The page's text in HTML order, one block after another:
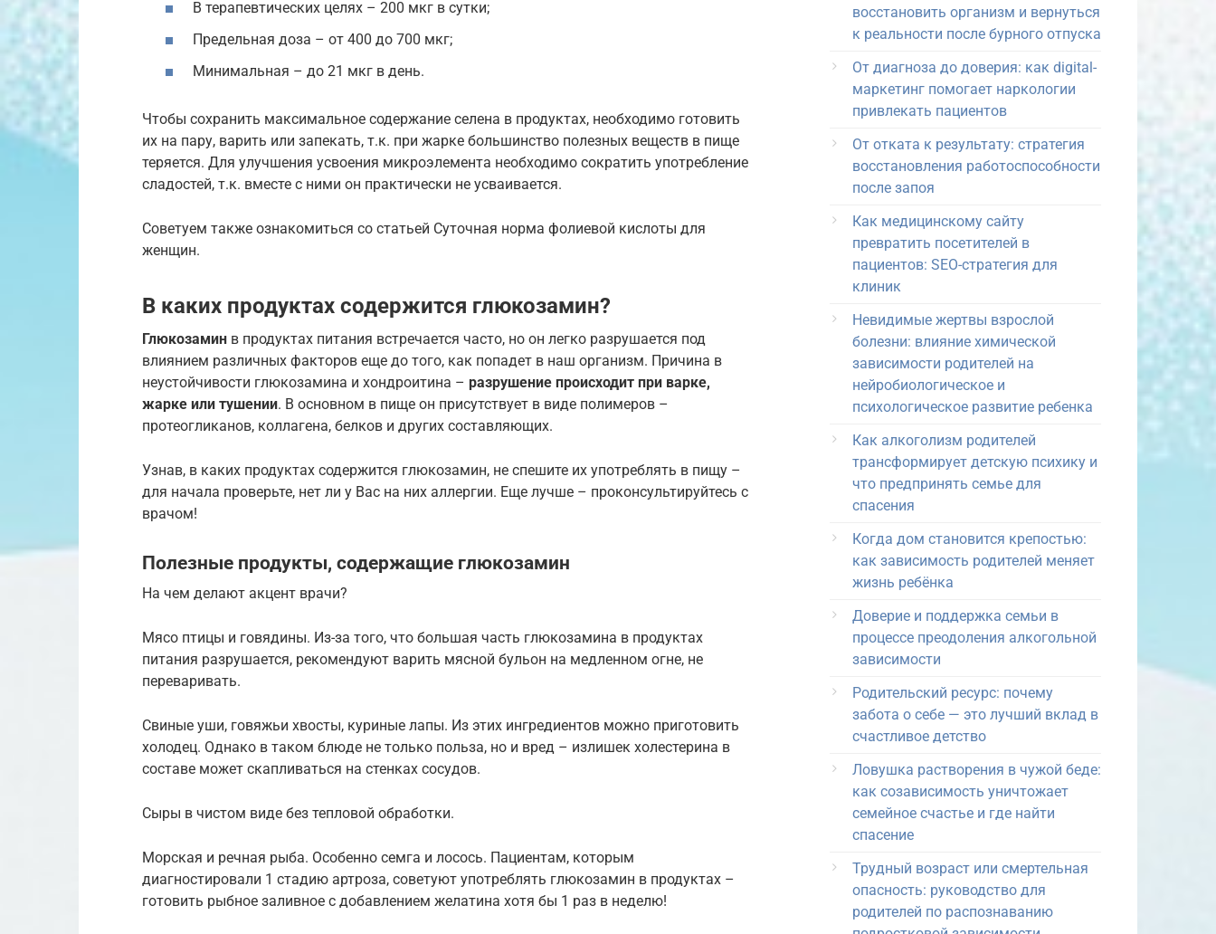
В терапевтических целях – 200 мкг в сутки;
Предельная доза – от 400 до 700 мкг;
Минимальная – до 21 мкг в день.
Чтобы сохранить максимальное содержание селена в продуктах, необходимо готовить
их на пару, варить или запекать, т.к. при жарке большинство полезных веществ в пище
теряется. Для улучшения усвоения микроэлемента необходимо сократить употребление
сладостей, т.к. вместе с ними он практически не усваивается.
Советуем также ознакомиться со статьей Суточная норма фолиевой кислоты для
женщин.
В каких продуктах содержится глюкозамин?
Глюкозамин в продуктах питания встречается часто, но он легко разрушается под
влиянием различных факторов еще до того, как попадет в наш организм. Причина в
неустойчивости глюкозамина и хондроитина – разрушение происходит при варке,
жарке или тушении. В основном в пище он присутствует в виде полимеров –
протеогликанов, коллагена, белков и других составляющих.
Узнав, в каких продуктах содержится глюкозамин, не спешите их употреблять в пищу –
для начала проверьте, нет ли у Вас на них аллергии. Еще лучше – проконсультируйтесь с
врачом!
Полезные продукты, содержащие глюкозамин
На чем делают акцент врачи?
Мясо птицы и говядины. Из-за того, что большая часть глюкозамина в продуктах
питания разрушается, рекомендуют варить мясной бульон на медленном огне, не
переваривать.
Свиные уши, говяжьи хвосты, куриные лапы. Из этих ингредиентов можно приготовить
холодец. Однако в таком блюде не только польза, но и вред – излишек холестерина в
составе может скапливаться на стенках сосудов.
Сыры в чистом виде без тепловой обработки.
Морская и речная рыба. Особенно семга и лосось. Пациентам, которым
диагностировали 1 стадию артроза, советуют употреблять глюкозамин в продуктах –
готовить рыбное заливное с добавлением желатина хотя бы 1 раз в неделю!
восстановить организм и вернуться
к реальности после бурного отпуска
От диагноза до доверия: как digital-
маркетинг помогает наркологии
привлекать пациентов
От отката к результату: стратегия
восстановления работоспособности
после запоя
Как медицинскому сайту
превратить посетителей в
пациентов: SEO-стратегия для
клиник
Невидимые жертвы взрослой
болезни: влияние химической
зависимости родителей на
нейробиологическое и
психологическое развитие ребенка
Как алкоголизм родителей
трансформирует детскую психику и
что предпринять семье для
спасения
Когда дом становится крепостью:
как зависимость родителей меняет
жизнь ребёнка
Доверие и поддержка семьи в
процессе преодоления алкогольной
зависимости
Родительский ресурс: почему
забота о себе — это лучший вклад в
счастливое детство
Ловушка растворения в чужой беде:
как созависимость уничтожает
семейное счастье и где найти
спасение
Трудный возраст или смертельная
опасность: руководство для
родителей по распознаванию